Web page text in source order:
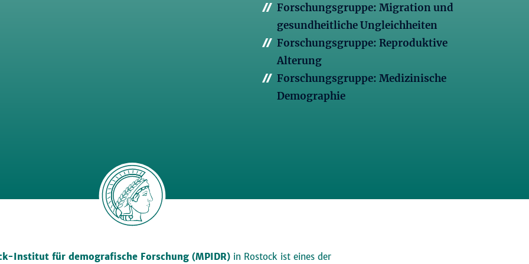
Forschungsgruppe: Migration und
gesundheitliche Ungleichheiten
Forschungsgruppe: Reproduktive
Alterung
Forschungsgruppe: Medizinische
Demographie
Institut für demografische Forschung (MPIDR)in Rostock ist eines der